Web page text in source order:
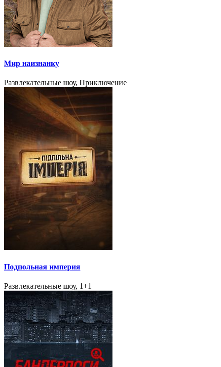
Мир наизнанку
Развлекательные шоу, Приключение
Подпольная империя
Развлекательные шоу, 1+1